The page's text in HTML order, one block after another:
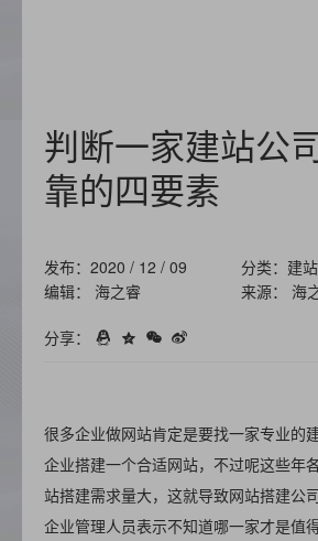
判断一家建站公
靠的四要素
发布：2020 / 12 / 09
分类：建
编辑： 海之睿
来源： 海
分享：
很多企业做网站肯定是要找一家专业的
企业搭建一个合适网站，不过呢这些年
站搭建需求量大，这就导致网站搭建公
企业管理人员表示不知道哪一家才是值